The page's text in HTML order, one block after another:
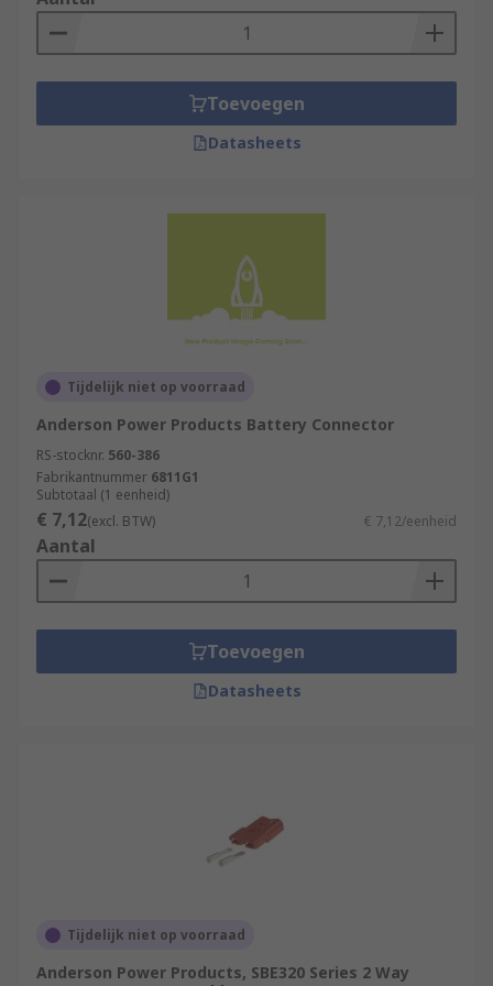
Toevoegen
Datasheets
Tijdelijk niet op voorraad
Anderson Power Products Battery Connector
RS-stocknr. 560-386
Fabrikantnummer 6811G1
Subtotaal (1 eenheid)
€ 7,12(excl. BTW) € 7,12/eenheid
Aantal
Toevoegen
Datasheets
Tijdelijk niet op voorraad
Anderson Power Products, SBE320 Series 2 Way